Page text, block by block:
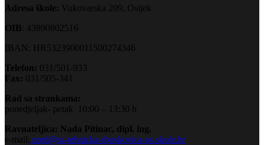
Adresa škole: Vukovarska 209, Osijek
OIB: 43890802516
IBAN: HR5323900011500274346
Telefon: 031/501-933
Fax: 031/505-341
Rad sa strankama:
ponedjeljak- petak 10:00 – 13:30 h
Ravnateljica: Nada Pitinac, dipl. ing.
e-mail: ured@ss-tehnicka-rboskovica-os.skole.hr